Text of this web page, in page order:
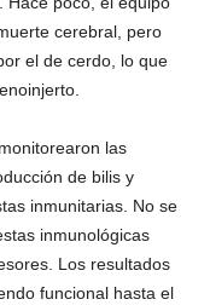
cerebral, pero
el de cerdo, lo que
las
de bilis y
inmunitarias. No se
inmunológicas
Los resultados
funcional hasta el